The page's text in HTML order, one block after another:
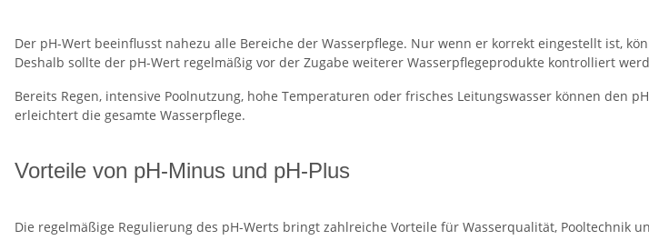
Der pH-Wert beeinflusst nahezu alle Bereiche der Wasserpflege. Nur wenn er korrekt eingestellt ist,
Deshalb sollte der pH-Wert regelmäßig vor der Zugabe weiterer Wasserpflegeprodukte kontrolliert
Bereits Regen, intensive Poolnutzung, hohe Temperaturen oder frisches Leitungswasser können den
erleichtert die gesamte Wasserpflege.
Vorteile von pH-Minus und pH-Plus
Die regelmäßige Regulierung des pH-Werts bringt zahlreiche Vorteile für Wasserqualität, Pooltechnik